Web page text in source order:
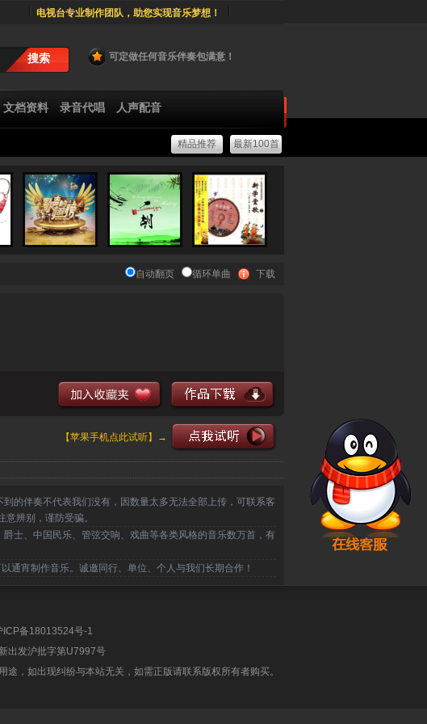
电视台专业制作团队，助您实现音乐梦想！
可定做任何音乐伴奏包满意！
文档资料 录音代唱 人声配音
精品推荐 最新100首
自动翻页 循环单曲 下载
【苹果手机点此试听】→
的伴奏不代表我们没有，因数量太多无法全部上传，可联系客
意辨别，谨防受骗。
士、中国民乐、管弦交响、戏曲等各类风格的音乐数万首，有
宵制作音乐。诚邀同行、单位、个人与我们长期合作！
ICP备18013524号-1
出发沪批字第U7997号
，如出现纠纷与本站无关，如需正版请联系版权所有者购买。